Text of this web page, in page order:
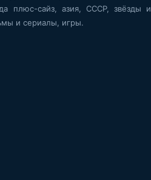
плюс-сайз, азия, СССР, звёзды и
и сериалы, игры.